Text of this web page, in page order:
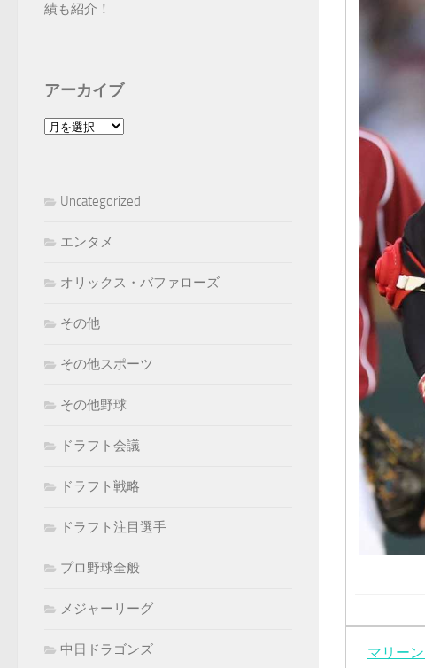
マリー
績も紹介！
アーカイブ
ア
ブ
Uncategorized
エンタメ
オリックス・バファローズ
その他
その他スポーツ
その他野球
ドラフト会議
ドラフト戦略
ドラフト注目選手
プロ野球全般
メジャーリーグ
中日ドラゴンズ